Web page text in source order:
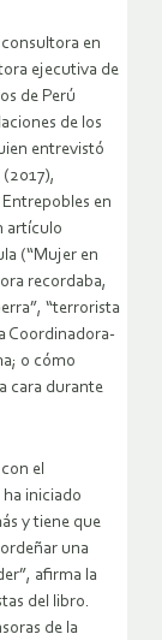
en
ejecutiva de
de Perú
de los
entrevistó
en
artículo
(“Mujer en
recordaba,
“terrorista
Coordinadora-
o cómo
cara durante
el
ha iniciado
y tiene que
una
afirma la
del libro.
de la